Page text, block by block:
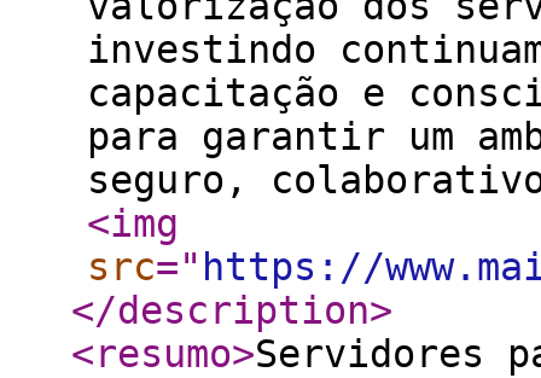
investindo
capacitação e
para garantir um
seguro,
<img
src=" https://
</description>
<resumo>Servidores